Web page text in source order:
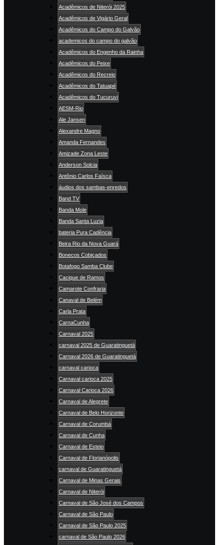
Acadêmicos de Niterói 2025
Acadêmicos de Vigário Geral
Acadêmicos do Campo do Galvão
academicos do campo do galvão
Acadêmicos do Engenho da Rainha
Acadêmicos do Peixe
Acadêmicos do Recreio
Acadêmicos do Tatuapé
Acadêmicos do Tucuruvi
AESM-Rio
Ale Jansen
Alexandre Magno
Amanda Fernandes
Amizade Zona Leste
Anderson Solcia
Antônio Carlos Faísca
áudios dos sambas-enredos
Band TV
Banda Mole
Banda Santa Luzia
bateria Pura Cadência
Beira Rio da Nova Guará
Bonecos Cobiçados
Botafogo Samba Clube
Cacique de Ramos
Camarote Confraria
Canaval de Belém
Carla Prata
CarnaCunha
Carnaval 2025
carnaval 2025 de Guaratinguetá
Carnaval 2026 de Guaratinguetá
carnaval carioca
Carnaval carioca 2025
Carnaval Carioca 2026
Carnaval de Alegrete
Carnaval de Belo Horizonte
Carnaval de Corumbá
Carnaval de Cunha
Carnaval de Esteio
Carnaval de Florianópolis
carnaval de Guaratinguetá
Carnaval de Minas Gerais
Carnaval de Niterói
Carnaval de São José dos Campos
Carnaval de São Paulo
Carnaval de São Paulo 2025
carnaval de São Paulo 2026